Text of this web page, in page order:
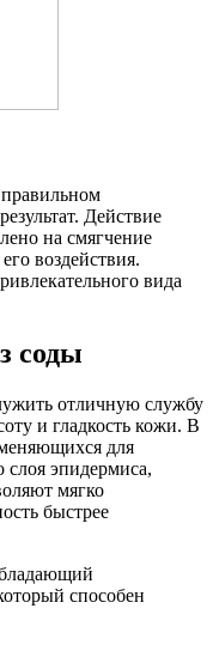
Действие
на смягчение
воздействия.
вида
соды
отличную службу
и гладкость кожи. В
для
слоя эпидермиса,
мягко
быстрее
способен